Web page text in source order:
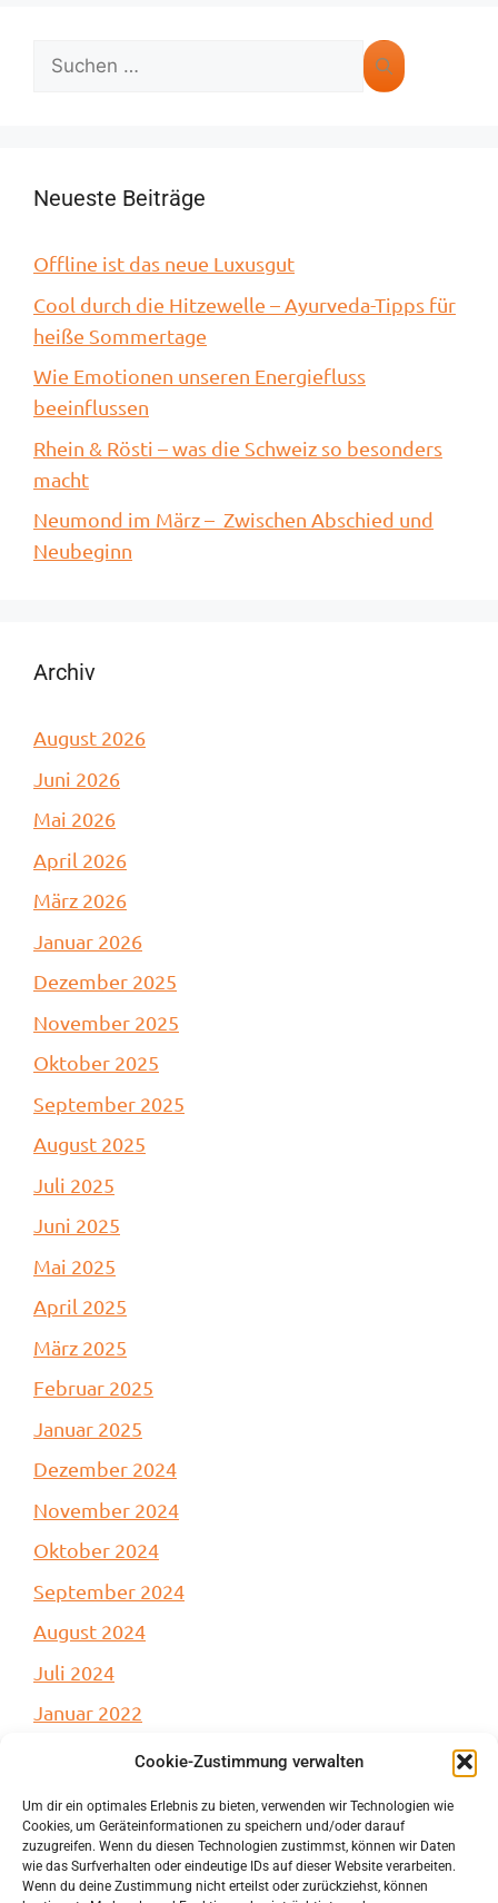
Cookie-Zustimmung verwalten
Um dir ein optimales Erlebnis zu bieten, verwenden wir Technologien wie
Cookies, um Geräteinformationen zu speichern und/oder darauf
zuzugreifen. Wenn du diesen Technologien zustimmst, können wir Daten
wie das Surfverhalten oder eindeutige IDs auf dieser Website verarbeiten.
Wenn du deine Zustimmung nicht erteilst oder zurückziehst, können
Neueste Beiträge
Offline ist das neue Luxusgut
Cool durch die Hitzewelle – Ayurveda-Tipps für
heiße Sommertage
Wie Emotionen unseren Energiefluss
beeinflussen
Rhein & Rösti – was die Schweiz so besonders
macht
Neumond im März – Zwischen Abschied und
Neubeginn
Archiv
August 2026
Juni 2026
Mai 2026
April 2026
März 2026
Januar 2026
Dezember 2025
November 2025
Oktober 2025
September 2025
August 2025
Juli 2025
Juni 2025
Mai 2025
April 2025
März 2025
Februar 2025
Januar 2025
Dezember 2024
November 2024
Oktober 2024
September 2024
August 2024
Juli 2024
Januar 2022
Kategorien